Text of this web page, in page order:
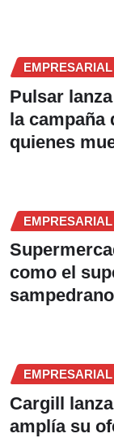
EMPRESARIAL
Pulsar
la campaña
quienes
EMPRESARIAL
como el
sampedrano
EMPRESARIAL
Cargill
amplía su